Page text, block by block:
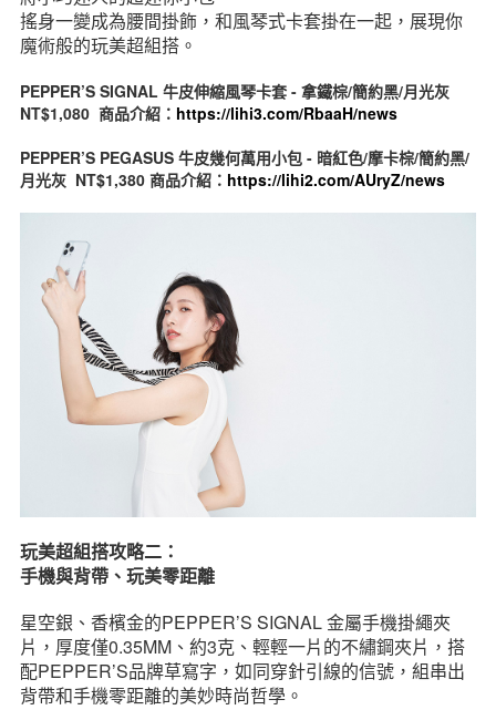
搖身一變成為腰間掛飾，和風琴式卡套掛在一起，展現你
魔術般的玩美超組搭。
PEPPER’S SIGNAL 牛皮伸縮風琴卡套 - 拿鐵棕/簡約黑/月光灰
NT$1,080 商品介紹： https://lihi3.com/RbaaH/news
PEPPER’S PEGASUS 牛皮幾何萬用小包 - 暗紅色/摩卡棕/簡約黑/
月光灰 NT$1,380 商品介紹： https://lihi2.com/AUryZ/news
玩美超組搭攻略二：
手機與背帶、玩美零距離
星空銀、香檳金的PEPPER’S SIGNAL 金屬手機掛繩夾
片，厚度僅0.35MM、約3克、輕輕一片的不繡鋼夾片，搭
配PEPPER’S品牌草寫字，如同穿針引線的信號，組串出
背帶和手機零距離的美妙時尚哲學。